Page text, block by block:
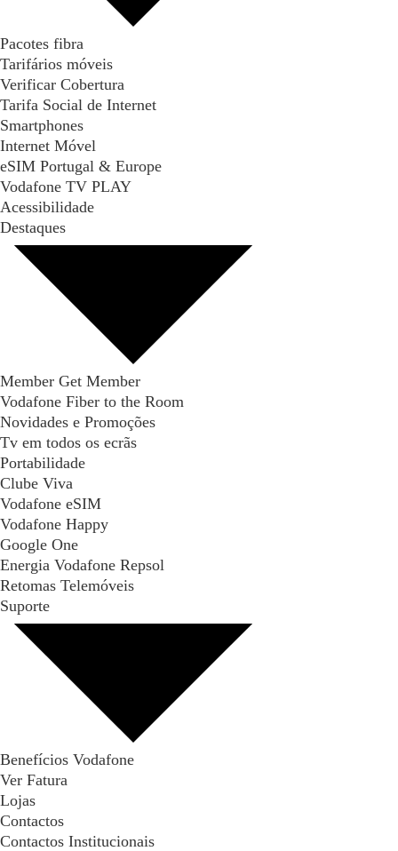
Pacotes fibra
Tarifários móveis
Verificar Cobertura
Tarifa Social de Internet
Smartphones
Internet Móvel
eSIM Portugal & Europe
Vodafone TV PLAY
Acessibilidade
Destaques
Member Get Member
Vodafone Fiber to the Room
Novidades e Promoções
Tv em todos os ecrãs
Portabilidade
Clube Viva
Vodafone eSIM
Vodafone Happy
Google One
Energia Vodafone Repsol
Retomas Telemóveis
Suporte
Benefícios Vodafone
Ver Fatura
Lojas
Contactos
Contactos Institucionais